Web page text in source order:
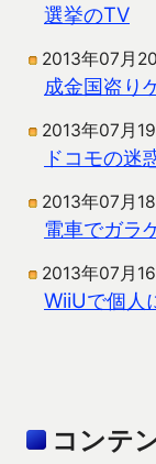
選挙のTV
2013年07月
成金国盗り
2013年07月
ドコモの迷
2013年07月
電車でガラ
2013年07月
WiiUで個人
コンテ